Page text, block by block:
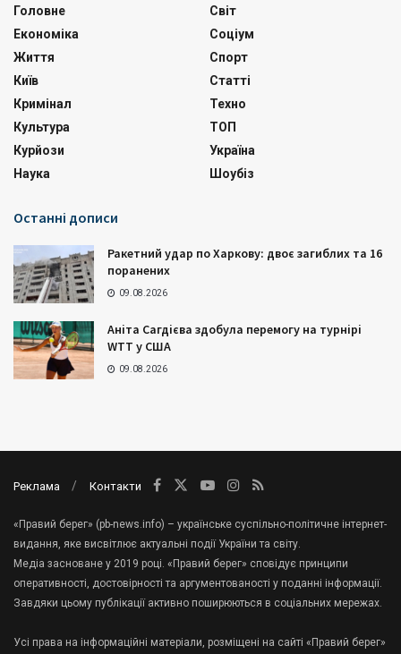
Головне
Економіка
Життя
Київ
Кримінал
Культура
Курйози
Наука
Світ
Соціум
Спорт
Статті
Техно
ТОП
Україна
Шоубіз
Останні дописи
Ракетний удар по Харкову: двоє загиблих та 16
поранених
09.08.2026
Аніта Сагдієва здобула перемогу на турнірі
WTT у США
09.08.2026
Реклама Контакти
«Правий берег» (pb-news.info) – українське суспільно-політичне інтернет-
видання, яке висвітлює актуальні події України та світу.
Медіа засноване у 2019 році. «Правий берег» сповідує принципи
оперативності, достовірності та аргументованості у поданні інформації.
Завдяки цьому публікації активно поширюються в соціальних мережах.
Усі права на інформаційні матеріали, розміщені на сайті «Правий берег»